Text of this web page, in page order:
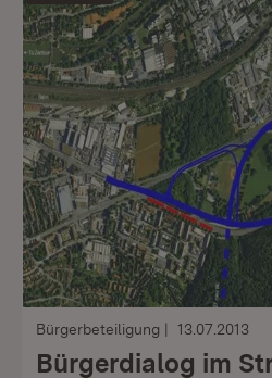
Bürgerbeteiligung 13.07.2013
Bürgerdialog im